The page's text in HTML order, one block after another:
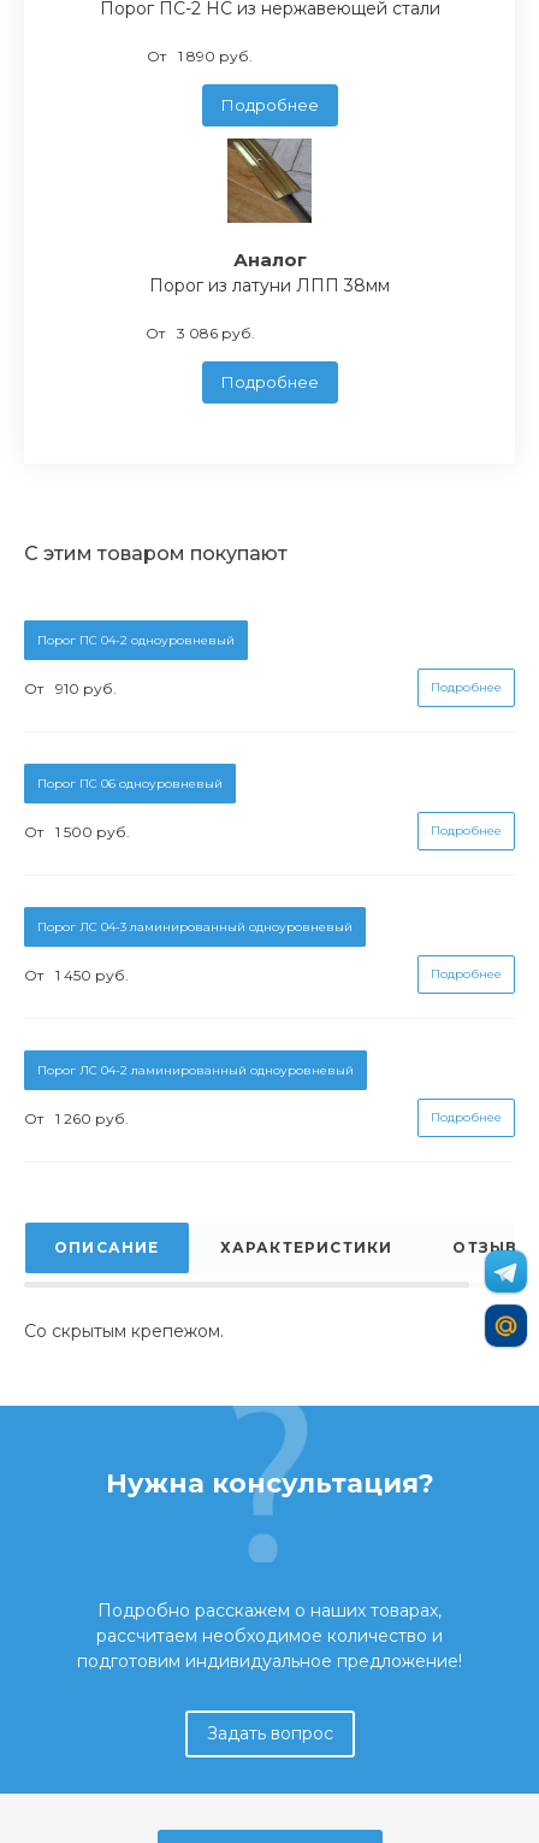
Порог ПС-2 НС из нержавеющей стали
От 1 890 руб.
Подробнее
Аналог
Порог из латуни ЛПП 38мм
От 3 086 руб.
Подробнее
С этим товаром покупают
Порог ПС 04-2 одноуровневый
От 910 руб. Подробнее
Порог ПС 06 одноуровневый
От 1 500 руб. Подробнее
Порог ЛС 04-3 ламинированный одноуровневый
От 1 450 руб. Подробнее
Порог ЛС 04-2 ламинированный одноуровневый
От 1 260 руб. Подробнее
ОПИСАНИЕ ХАРАКТЕРИСТИКИ ОТЗЫВЫ
Со скрытым крепежом.
Нужна консультация?
Подробно расскажем о наших товарах,
рассчитаем необходимое количество и
подготовим индивидуальное предложение!
Задать вопрос